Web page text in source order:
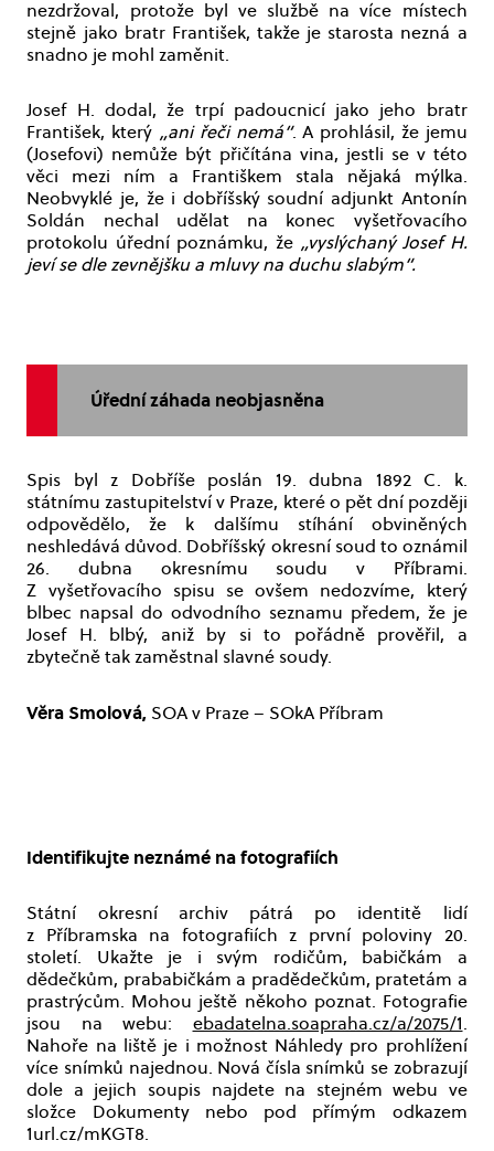
nezdržoval, protože byl ve službě na více místech
stejně jako bratr František, takže je starosta nezná a
snadno je mohl zaměnit.
Josef H. dodal, že trpí padoucnicí jako jeho bratr
František, který „ani řeči nemá“. A prohlásil, že jemu
(Josefovi) nemůže být přičítána vina, jestli se v této
věci mezi ním a Františkem stala nějaká mýlka.
Neobvyklé je, že i dobříšský soudní adjunkt Antonín
Soldán nechal udělat na konec vyšetřovacího
protokolu úřední poznámku, že „vyslýchaný Josef H.
jeví se dle zevnějšku a mluvy na duchu slabým“.
Úřední záhada neobjasněna
Spis byl z Dobříše poslán 19. dubna 1892 C. k.
státnímu zastupitelství v Praze, které o pět dní později
odpovědělo, že k dalšímu stíhání obviněných
neshledává důvod. Dobříšský okresní soud to oznámil
26. dubna okresnímu soudu v Příbrami.
Z vyšetřovacího spisu se ovšem nedozvíme, který
blbec napsal do odvodního seznamu předem, že je
Josef H. blbý, aniž by si to pořádně prověřil, a
zbytečně tak zaměstnal slavné soudy.
Věra Smolová, SOA v Praze – SOkA Příbram
Identifikujte neznámé na fotografiích
Státní okresní archiv pátrá po identitě lidí
z Příbramska na fotografiích z první poloviny 20.
století. Ukažte je i svým rodičům, babičkám a
dědečkům, prababičkám a pradědečkům, pratetám a
prastrýcům. Mohou ještě někoho poznat. Fotografie
jsou na webu: ebadatelna.soapraha.cz/a/2075/1.
Nahoře na liště je i možnost Náhledy pro prohlížení
více snímků najednou. Nová čísla snímků se zobrazují
dole a jejich soupis najdete na stejném webu ve
složce Dokumenty nebo pod přímým odkazem
1url.cz/mKGT8.